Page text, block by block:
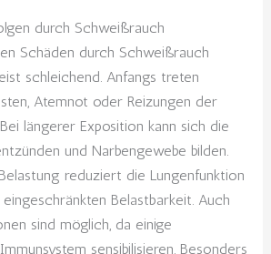
durch Schweißrauch
Schäden durch Schweißrauch
schleichend. Anfangs treten
Atemnot oder Reizungen der
längerer Exposition kann sich die
und Narbengewebe bilden.
reduziert die Lungenfunktion
Belastbarkeit. Auch
sind möglich, da einige
sensibilisieren. Besonders